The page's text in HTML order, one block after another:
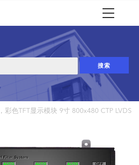
彩色TFT显示模块 9寸 800x480 CTP LVDS